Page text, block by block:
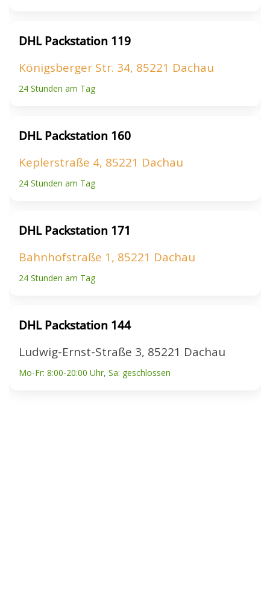
DHL Packstation 119
Königsberger Str. 34, 85221 Dachau
24 Stunden am Tag
DHL Packstation 160
Keplerstraße 4, 85221 Dachau
24 Stunden am Tag
DHL Packstation 171
Bahnhofstraße 1, 85221 Dachau
24 Stunden am Tag
DHL Packstation 144
Ludwig-Ernst-Straße 3, 85221 Dachau
Mo-Fr: 8:00-20:00 Uhr, Sa: geschlossen